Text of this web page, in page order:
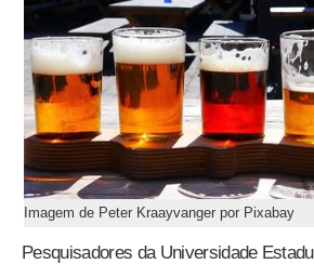
Imagem de Peter Kraayvanger por Pixabay
Pesquisadores da Universidade